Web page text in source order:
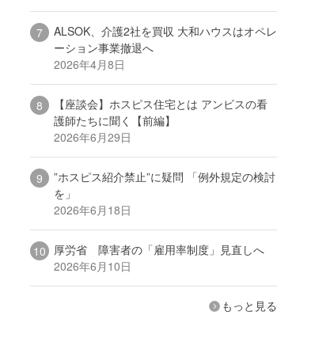
ALSOK、介護2社を買収 大和ハウスはオペレ
ーション事業撤退へ
2026年4月8日
【座談会】ホスピス住宅とは アンビスの看
護師たちに聞く【前編】
2026年6月29日
”ホスピス紹介禁止”に疑問 「例外規定の検討
を」
2026年6月18日
厚労省 障害者の「雇用率制度」見直しへ
2026年6月10日
もっと見る